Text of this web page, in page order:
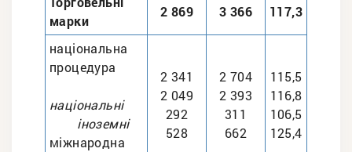
марки
2 869 3 366 117,3
національна
процедура
національні
іноземні
міжнародна
2 341
2 049
292
528
2 704
2 393
311
662
115,5
116,8
106,5
125,4